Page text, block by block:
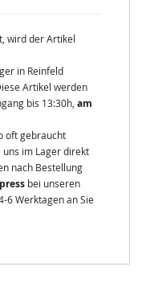
wird der Artikel
in Reinfeld
Artikel werden
bis 13:30h, am
oft gebraucht
im Lager direkt
nach Bestellung
bei unseren
6 Werktagen an Sie